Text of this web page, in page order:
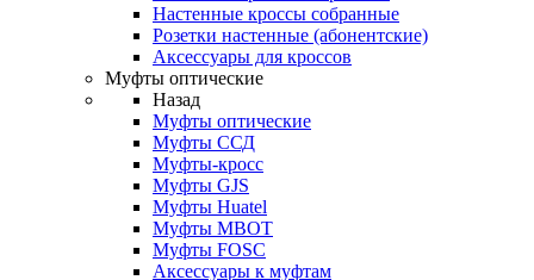
Настенные кроссы собранные
Розетки настенные (абонентские)
Аксессуары для кроссов
Муфты оптические
Назад
Муфты оптические
Муфты ССД
Муфты-кросс
Муфты GJS
Муфты Huatel
Муфты МВОТ
Муфты FOSC
Аксессуары к муфтам